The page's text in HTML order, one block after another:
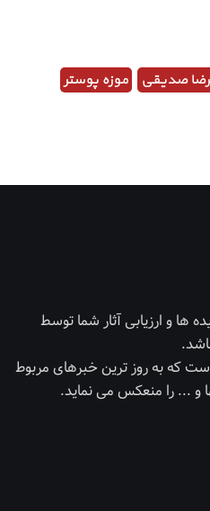
صدیقی موزه پوستر
ها و ارزیابی آثار شما توسط
که به روز ترین خبرهای مربوط
و ... را منعکس می نماید.